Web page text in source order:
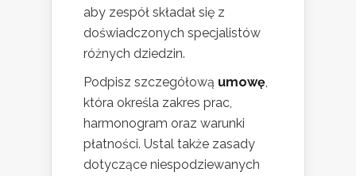
aby zespół składał się z
doświadczonych specjalistów
różnych dziedzin.
Podpisz szczegółową umowę,
która określa zakres prac,
harmonogram oraz warunki
płatności. Ustal także zasady
dotyczące niespodziewanych